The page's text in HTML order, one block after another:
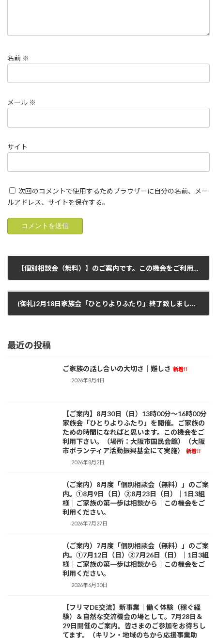
名前 ※
メール ※
サイト
次回のコメントで使用するためブラウザーに自分の名前、メー
ルアドレス、サイトを保存する。
【個別相談会（無料）】のご案内です。この機会をご利用頂ければ幸いです。 （実施日）２月11日（日）と25日（日）（詳細は下記ご確認願います）（1日３組様です。ご予約をお願い致します）
(御礼)2月18日家族会「ひとりよりふたり」終了致しました。ご参加の皆さま、有難うございました。家族のできることを共に考える機会になれば幸いです。
最近の投稿
ご家族の話し合いの大切さ｜難しさ 新着!!
2026年8月4日
【ご案内】8月30日（日）13時00分～16時00分
家族会「ひとりよりふたり」を開催。ご家族の
ための時間になればと思います。この機会をご
利用下さい。（場所：大阪市国民会館）（大阪
市ボランティア活動振興基金にて実施）
新着!!
2026年8月2日
（ご案内）8月度「個別相談会（無料）」のご案
内。①8月9日（日）②8月23日（日）｜1日3組
様｜ご家族の第一歩は相談から｜この機会をご
利用ください。
2026年7月27日
（ご案内）7月度「個別相談会（無料）」のご案
内。①7月12日（日）②7月26日（日）｜1日3組
様｜ご家族の第一歩は相談から｜この機会をご
利用ください。
2026年6月30日
【フリマDE交流】新事業｜働く体験（稼ぐ経
験）＆自然な交流機会の場として。7月28日＆
29日開催のご案内。皆さまのご参加をお待ちし
てます。（キリン・地域のちから応援事業助